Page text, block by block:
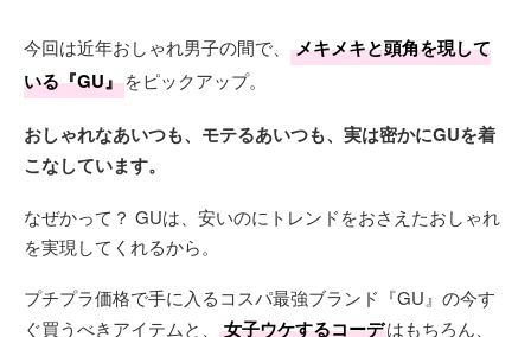
今回は近年おしゃれ男子の間で、
メキメキと頭角を現して
いる『GU』をピックアップ。
おしゃれなあいつも、モテるあいつも、実は密かにGUを着
こなしています。
なぜかって？ GUは、安いのにトレンドをおさえたおしゃれ
を実現してくれるから。
プチプラ価格で手に入るコスパ最強ブランド『GU』の今す
ぐ買うべきアイテムと、
女子ウケするコーデはもちろん、